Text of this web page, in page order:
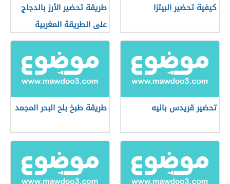
كيفية تحضير البيتزا
طريقة تحضير الأرز بالدجاج
على الطريقة المغربية
تحضير قريدس بانيه طريقة طبخ بلح البحر المجمد